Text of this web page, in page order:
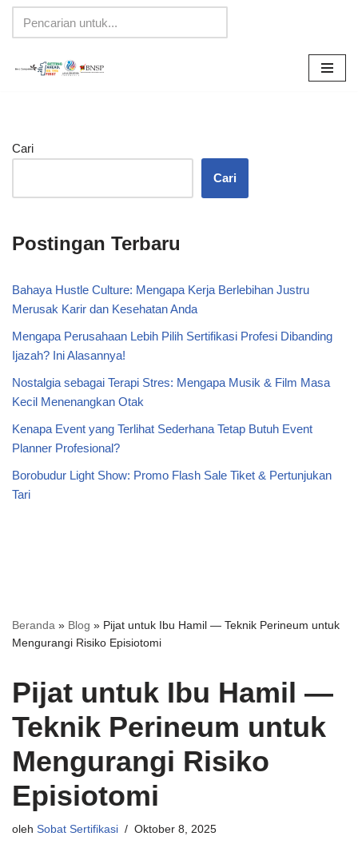
Lompat
Cari
Cari
Postingan Terbaru
Bahaya Hustle Culture: Mengapa Kerja Berlebihan Justru
Merusak Karir dan Kesehatan Anda
Mengapa Perusahaan Lebih Pilih Sertifikasi Profesi Dibanding
Ijazah? Ini Alasannya!
Nostalgia sebagai Terapi Stres: Mengapa Musik & Film Masa
Kecil Menenangkan Otak
Kenapa Event yang Terlihat Sederhana Tetap Butuh Event
Planner Profesional?
Borobudur Light Show: Promo Flash Sale Tiket & Pertunjukan
Tari
Beranda » Blog » Pijat untuk Ibu Hamil — Teknik Perineum untuk
Mengurangi Risiko Episiotomi
Pijat untuk Ibu Hamil —
Teknik Perineum untuk
Mengurangi Risiko
Episiotomi
oleh Sobat Sertifikasi Oktober 8, 2025